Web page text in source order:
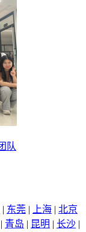
队
| 东莞 | 上海 | 北京
| 青岛 | 昆明 | 长沙 |